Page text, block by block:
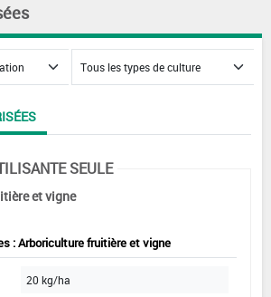
SEULE
et vigne
: Arboriculture fruitière et vigne
20 kg/ha